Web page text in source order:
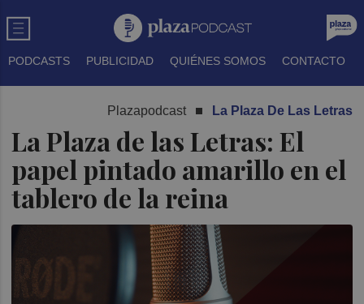
PODCASTS PUBLICIDAD QUIÉNES SOMOS CONTACTO
Plazapodcast La Plaza De Las Letras
La Plaza de las Letras: El
papel pintado amarillo en el
tablero de la reina